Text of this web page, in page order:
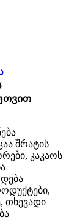
შრატის
კაკაოს
თხევადი